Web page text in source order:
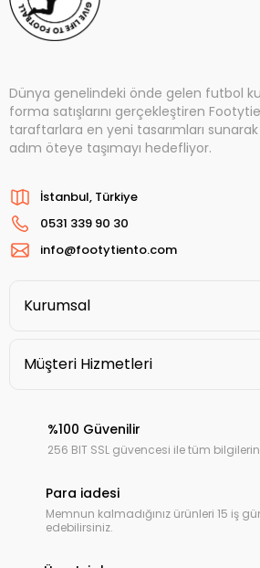
Dünya genelindeki önde gelen futbol
forma satışlarını gerçekleştiren
taraftarlara en yeni tasarımları
adım öteye taşımayı hedefliyor.
İstanbul, Türkiye
0531 339 90 30
info@footytiento.com
Kurumsal
Müşteri Hizmetleri
%100 Güvenilir
256 BIT SSL güvencesi ile tüm
Para iadesi
Memnun kalmadığınız ürünleri 15 iş
edebilirsiniz.